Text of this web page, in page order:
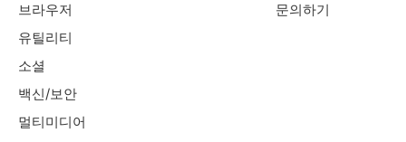
브라우저
유틸리티
소셜
백신/보안
멀티미디어
문의하기